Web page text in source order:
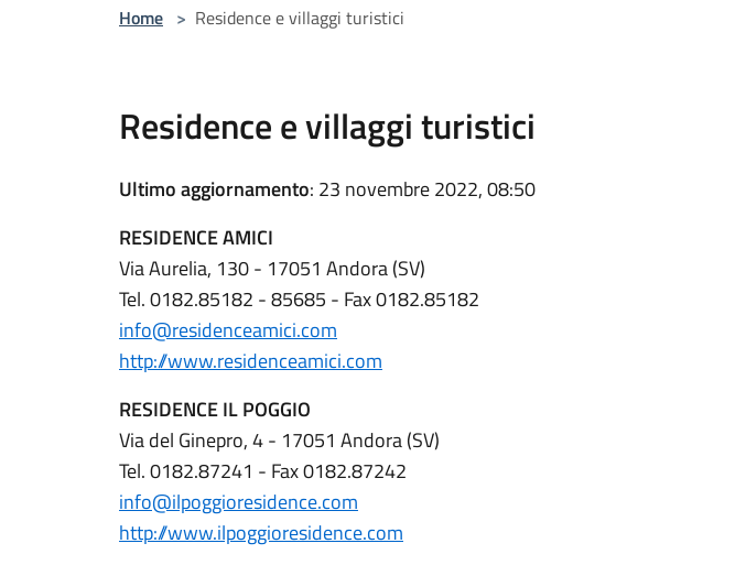
Home > Residence e villaggi turistici
Residence e villaggi turistici
Ultimo aggiornamento: 23 novembre 2022, 08:50
RESIDENCE AMICI
Via Aurelia, 130 - 17051 Andora (SV)
Tel. 0182.85182 - 85685 - Fax 0182.85182
info@residenceamici.com
http://www.residenceamici.com
RESIDENCE IL POGGIO
Via del Ginepro, 4 - 17051 Andora (SV)
Tel. 0182.87241 - Fax 0182.87242
info@ilpoggioresidence.com
http://www.ilpoggioresidence.com